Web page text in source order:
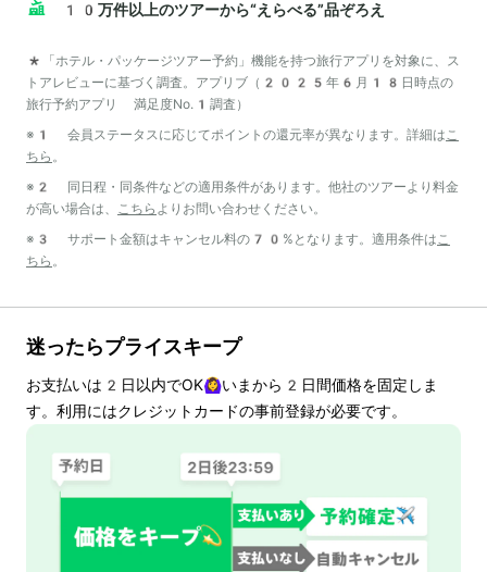
10万件以上のツアーから“えらべる”品ぞろえ
*「ホテル・パッケージツアー予約」機能を持つ旅行アプリを対象に、ス
トアレビューに基づく調査。アプリブ（2025年6月18日時点の
旅行予約アプリ 満足度No.1調査）
※1 会員ステータスに応じてポイントの還元率が異なります。詳細は こ
ちら 。
※2 同日程・同条件などの適用条件があります。他社のツアーより料金
が高い場合は、
こちら よりお問い合わせください。
※3 サポート金額はキャンセル料の70%となります。適用条件は こ
ちら 。
迷ったらプライスキープ
お支払いは 2 日以内でOK🙆‍♀️いまから 2 日間価格を固定しま
す。利用にはクレジットカードの事前登録が必要です。